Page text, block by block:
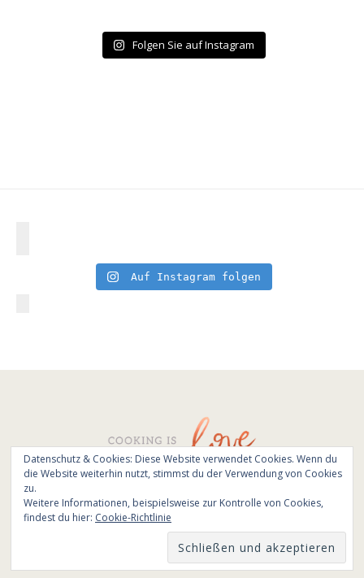
Folgen Sie auf Instagram
Auf Instagram folgen
© All Rights Reserved - Cooking is love 2017.
Datenschutz & Cookies: Diese Website verwendet Cookies. Wenn du
die Website weiterhin nutzt, stimmst du der Verwendung von Cookies
zu.
Weitere Informationen, beispielsweise zur Kontrolle von Cookies,
findest du hier: Cookie-Richtlinie